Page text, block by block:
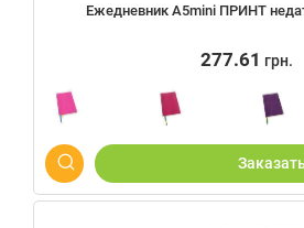
Ежедневник А5mini ПРИНТ
277.61 грн.